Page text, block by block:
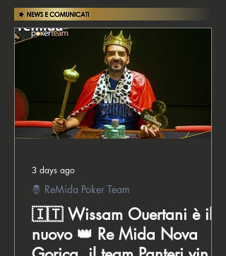
🇮🇹 Wissam Ouertani è il
nuovo 👑 Re Mida Nova
🤴 ReMida Poker Team
3 days ago